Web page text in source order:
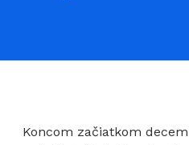
Koncom začiatkom